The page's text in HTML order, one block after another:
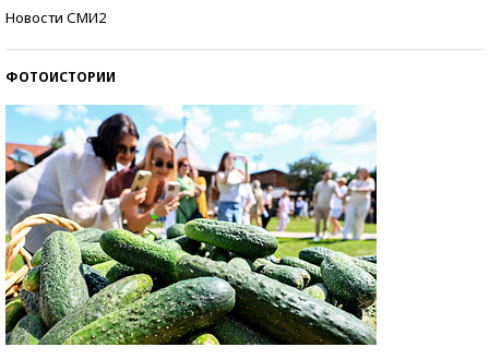
Новости СМИ2
ФОТОИСТОРИИ